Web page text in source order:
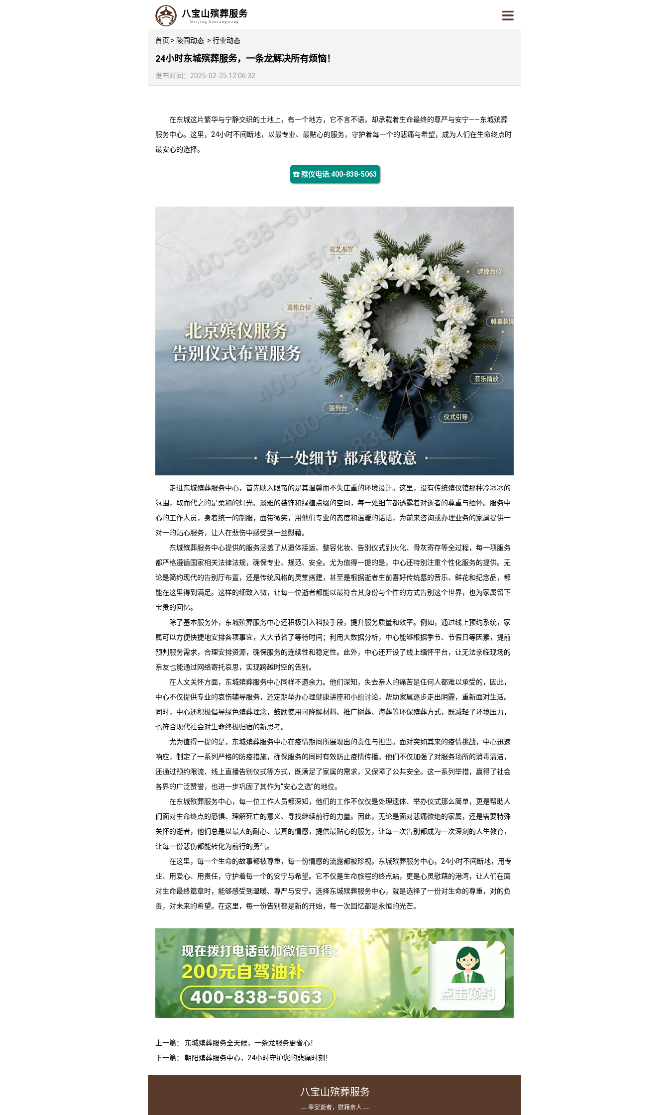
八宝山殡葬服务
Beijing binzangwang
首页 > 陵园动态 > 行业动态
24小时东城殡葬服务，一条龙解决所有烦恼！
发布时间：2025-02-25 12:06:32
在东城这片繁华与宁静交织的土地上，有一个地方，它不言不语，却承载着生命最终的尊严与安宁——东城殡葬
服务中心。这里，24小时不间断地，以最专业、最贴心的服务，守护着每一个的悲痛与希望，成为人们在生命终点时
最安心的选择。
☎ 殡仪电话:400-838-5063
走进东城殡葬服务中心，首先映入眼帘的是其温馨而不失庄重的环境设计。这里，没有传统殡仪馆那种冷冰冰的
氛围，取而代之的是柔和的灯光、淡雅的装饰和绿植点缀的空间，每一处细节都透露着对逝者的尊重与缅怀。服务中
心的工作人员，身着统一的制服，面带微笑，用他们专业的态度和温暖的话语，为前来咨询或办理业务的家属提供一
对一的贴心服务，让人在悲伤中感受到一丝慰藉。
东城殡葬服务中心提供的服务涵盖了从遗体接运、整容化妆、告别仪式到火化、骨灰寄存等全过程，每一项服务
都严格遵循国家相关法律法规，确保专业、规范、安全。尤为值得一提的是，中心还特别注重个性化服务的提供。无
论是简约现代的告别厅布置，还是传统风格的灵堂搭建，甚至是根据逝者生前喜好传统墓的音乐、鲜花和纪念品，都
能在这里得到满足。这样的细致入微，让每一位逝者都能以最符合其身份与个性的方式告别这个世界，也为家属留下
宝贵的回忆。
除了基本服务外， 东城殡葬服务中心还积极引入科技手段，提升服务质量和效率。例如，通过线上预约系统，家
属可以方便快捷地安排各项事宜，大大节省了等待时间；利用大数据分析，中心能够根据季节、节假日等因素，提前
预判服务需求，合理安排资源，确保服务的连续性和稳定性。此外，中心还开设了线上缅怀平台，让无法亲临现场的
亲友也能通过网络寄托哀思，实现跨越时空的告别。
在人文关怀方面， 东城殡葬服务中心同样不遗余力。他们深知，失去亲人的痛苦是任何人都难以承受的，因此，
中心不仅提供专业的哀伤辅导服务，还定期举办心理健康讲座和小组讨论，帮助家属逐步走出阴霾，重新面对生活。
同时，中心还积极倡导绿色殡葬理念，鼓励使用可降解材料、推广树葬、海葬等环保殡葬方式，既减轻了环境压力，
也符合现代社会对生命终极归宿的新思考。
尤为值得一提的是， 东城殡葬服务中心在疫情期间所展现出的责任与担当。面对突如其来的疫情挑战，中心迅速
响应，制定了一系列严格的防疫措施，确保服务的同时有效防止疫情传播。他们不仅加强了对服务场所的消毒清洁，
还通过预约限流、线上直播告别仪式等方式，既满足了家属的需求，又保障了公共安全。这一系列举措，赢得了社会
各界的广泛赞誉，也进一步巩固了其作为“安心之选”的地位。
在东城殡葬服务中心，每一位工作人员都深知，他们的工作不仅仅是处理遗体、举办仪式那么简单，更是帮助人
们面对生命终点的恐惧、理解死亡的意义、寻找继续前行的力量。因此，无论是面对悲痛欲绝的家属，还是需要特殊
关怀的逝者，他们总是以最大的耐心、最真的情感，提供最贴心的服务，让每一次告别都成为一次深刻的人生教育，
让每一份悲伤都能转化为前行的勇气。
在这里，每一个生命的故事都被尊重，每一份情感的流露都被珍视。 东城殡葬服务中心，24小时不间断地，用专
业、用爱心、用责任，守护着每一个的安宁与希望。它不仅是生命旅程的终点站，更是心灵慰藉的港湾，让人们在面
对生命最终篇章时，能够感受到温暖、尊严与安宁。选择东城殡葬服务中心，就是选择了一份对生命的尊重，对的负
责，对未来的希望。在这里，每一份告别都是新的开始，每一次回忆都是永恒的光芒。
上一篇： 东城殡葬服务全天候，一条龙服务更省心！
下一篇： 朝阳殡葬服务中心，24小时守护您的悲痛时刻！
八宝山殡葬服务
— 奉安逝者，慰藉亲人 —